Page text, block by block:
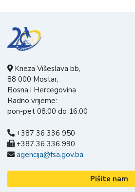
Kneza Višeslava bb,
88 000 Mostar,
Bosna i Hercegovina
Radno vrijeme:
pon-pet 08:00 do 16:00
+387 36 336 950
+387 36 336 990
agencija@fsa.gov.ba
Pišite nam